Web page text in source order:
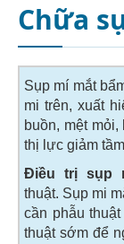
Chữa
Sụp mí mắt
mi trên, xuất
buồn, mệt
thị lực giảm
Điều trị sụp
thuật. Sụp mi
cần phẫu
thuật sớm để